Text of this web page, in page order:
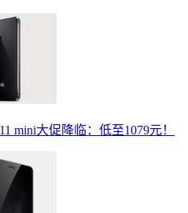
mini大促降临：低至1079元！